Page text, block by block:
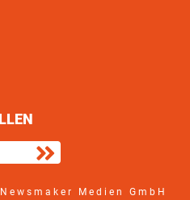
Twitter
Medien GmbH